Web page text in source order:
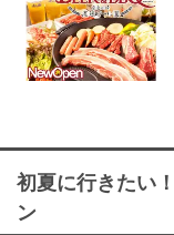
初夏に行きたい
ン